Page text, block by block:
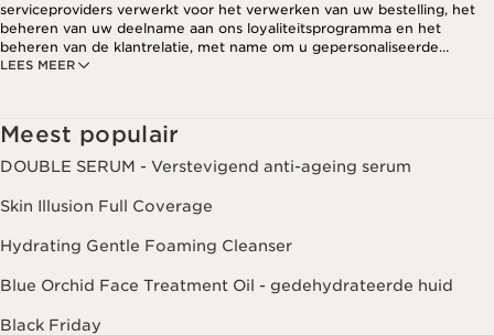
LEES MEER
serviceproviders verwerkt voor het verwerken van uw bestelling, het
beheren van uw deelname aan ons loyaliteitsprogramma en het
beheren van de klantrelatie, met name om u gepersonaliseerde
aanbiedingen te kunnen sturen op basis van uw eerdere aankopen en
Meest populair
DOUBLE SERUM - Verstevigend anti-ageing serum
Skin Illusion Full Coverage
Hydrating Gentle Foaming Cleanser
Blue Orchid Face Treatment Oil - gedehydrateerde huid
Black Friday